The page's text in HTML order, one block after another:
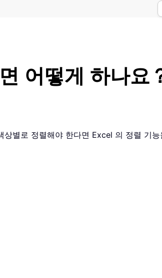
어떻게 하나요
별로 정렬해야 한다면 Excel 의 정렬 기